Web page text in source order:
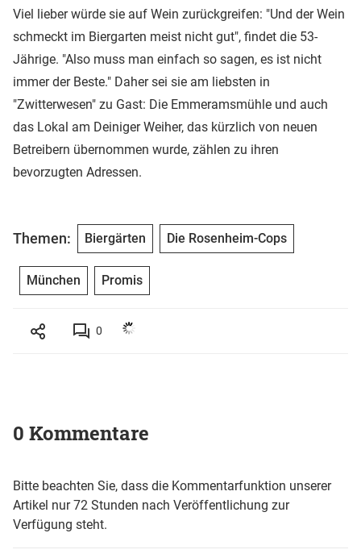
Viel lieber würde sie auf Wein zurückgreifen: "Und der Wein
schmeckt im Biergarten meist nicht gut", findet die 53-
Jährige. "Also muss man einfach so sagen, es ist nicht
immer der Beste." Daher sei sie am liebsten in
"Zwitterwesen" zu Gast: Die Emmeramsmühle und auch
das Lokal am Deiniger Weiher, das kürzlich von neuen
Betreibern übernommen wurde, zählen zu ihren
bevorzugten Adressen.
Themen: Biergärten Die Rosenheim-Cops
München Promis
0
0 Kommentare
Bitte beachten Sie, dass die Kommentarfunktion unserer
Artikel nur 72 Stunden nach Veröffentlichung zur
Verfügung steht.